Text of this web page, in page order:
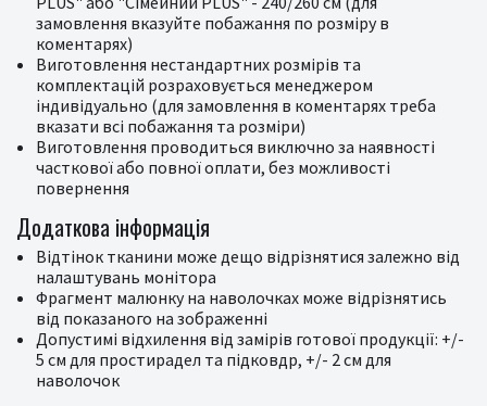
замовлення вказуйте побажання по розміру в
коментарях)
Виготовлення нестандартних розмірів та
комплектацій розраховується менеджером
індивідуально (для замовлення в коментарях треба
вказати всі побажання та розміри)
Виготовлення проводиться виключно за наявності
часткової або повної оплати, без можливості
повернення
Додаткова інформація
Відтінок тканини може дещо відрізнятися залежно від
налаштувань монітора
Фрагмент малюнку на наволочках може відрізнятись
від показаного на зображенні
Допустимі відхилення від замірів готової продукції: +/-
5 см для простирадел та підковдр, +/- 2 см для
наволочок